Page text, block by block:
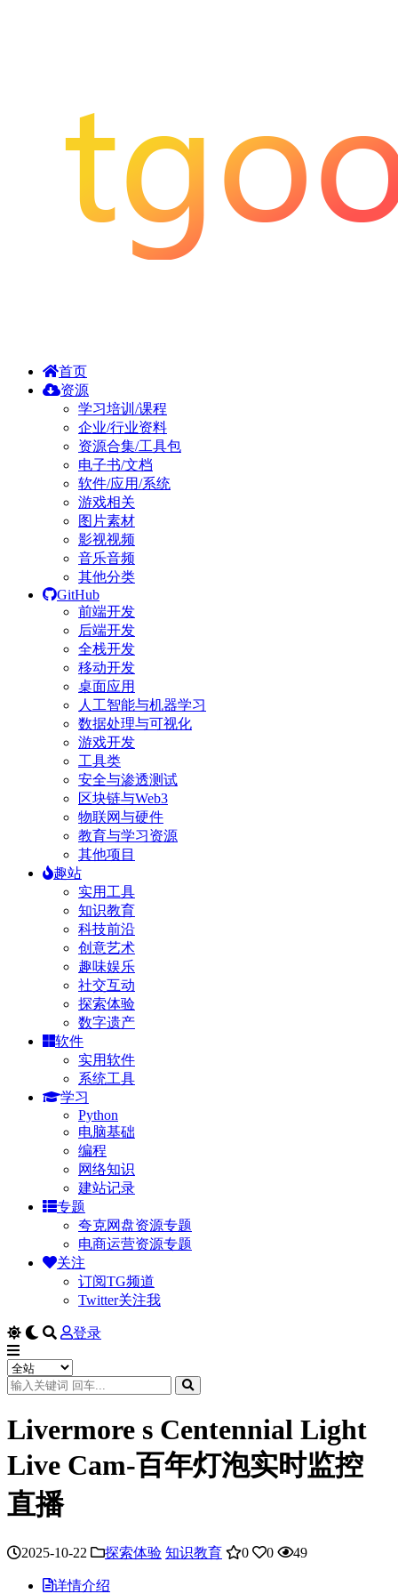
首页
资源
学习培训/课程
企业/行业资料
资源合集/工具包
电子书/文档
软件/应用/系统
游戏相关
图片素材
影视视频
音乐音频
其他分类
GitHub
前端开发
后端开发
全栈开发
移动开发
桌面应用
人工智能与机器学习
数据处理与可视化
游戏开发
工具类
安全与渗透测试
区块链与Web3
物联网与硬件
教育与学习资源
其他项目
趣站
实用工具
知识教育
科技前沿
创意艺术
趣味娱乐
社交互动
探索体验
数字遗产
软件
实用软件
系统工具
学习
Python
电脑基础
编程
网络知识
建站记录
专题
夸克网盘资源专题
电商运营资源专题
关注
订阅TG频道
Twitter关注我
登录
Livermore s Centennial Light
Live Cam-百年灯泡实时监控
直播
2025-10-22 探索体验 知识教育 0 0 49
详情介绍